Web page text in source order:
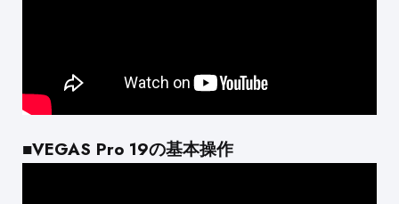
■VEGAS Pro 19の基本操作